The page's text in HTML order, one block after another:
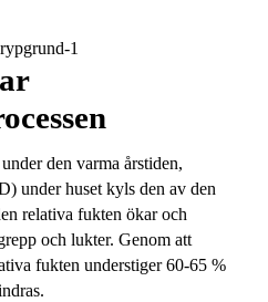
den varma årstiden,
under huset kyls den av den
relativa fukten ökar och
och lukter. Genom att
fukten understiger 60-65 %